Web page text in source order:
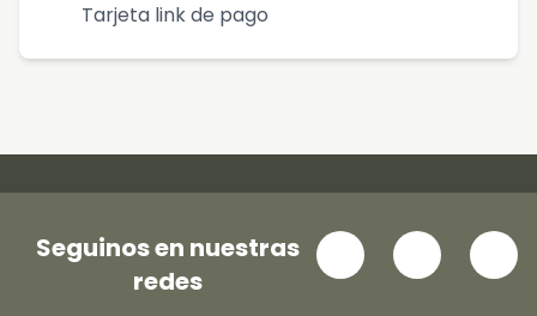
Tarjeta link de pago
Seguinos en nuestras
redes